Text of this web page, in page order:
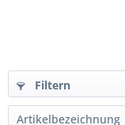
Filtern